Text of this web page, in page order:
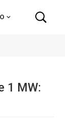
1 MW: